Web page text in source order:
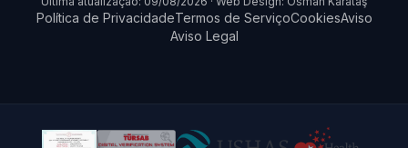
Política de PrivacidadeTermos de ServiçoCookiesAviso
Aviso Legal